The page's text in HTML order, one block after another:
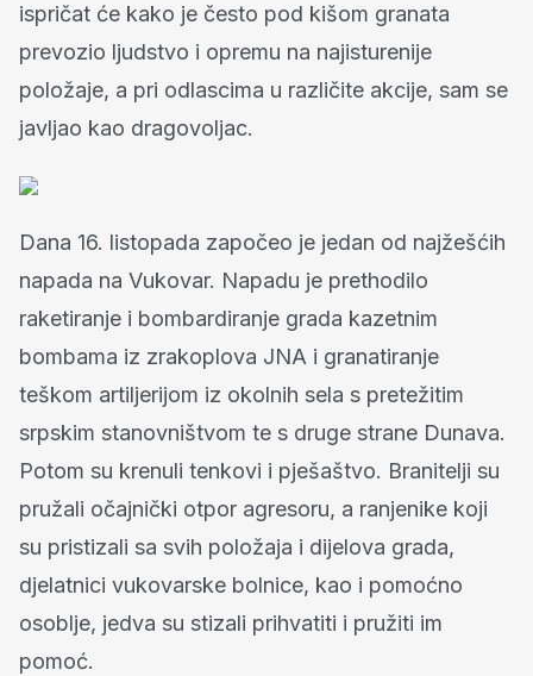
ispričat će kako je često pod kišom granata
prevozio ljudstvo i opremu na najisturenije
položaje, a pri odlascima u različite akcije, sam se
javljao kao dragovoljac.
Dana 16. listopada započeo je jedan od najžešćih
napada na Vukovar. Napadu je prethodilo
raketiranje i bombardiranje grada kazetnim
bombama iz zrakoplova JNA i granatiranje
teškom artiljerijom iz okolnih sela s pretežitim
srpskim stanovništvom te s druge strane Dunava.
Potom su krenuli tenkovi i pješaštvo. Branitelji su
pružali očajnički otpor agresoru, a ranjenike koji
su pristizali sa svih položaja i dijelova grada,
djelatnici vukovarske bolnice, kao i pomoćno
osoblje, jedva su stizali prihvatiti i pružiti im
pomoć.